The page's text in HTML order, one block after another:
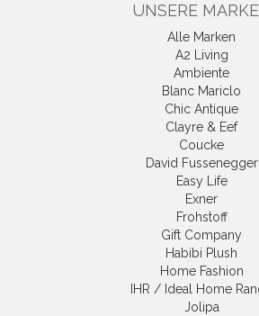
UNSERE
Alle Marken
A2 Living
Ambiente
Blanc Mariclo
Chic Antique
Clayre & Eef
Coucke
David Fussenegger
Easy Life
Exner
Frohstoff
Gift Company
Habibi Plush
Home Fashion
IHR / Ideal Home
Jolipa